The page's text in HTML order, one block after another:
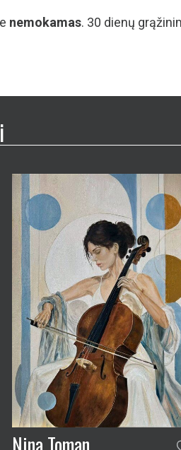
Nina Toman
Akimirkos harmonija
70×50 cm
390